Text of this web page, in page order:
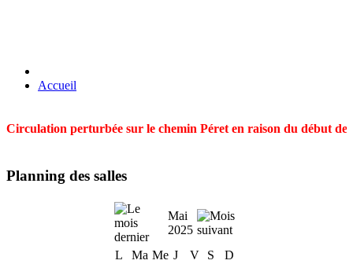
Accueil
Circulation perturbée sur le chemin Péret en raison du début
Planning des salles
Mai
2025
L
Ma Me J V S
D